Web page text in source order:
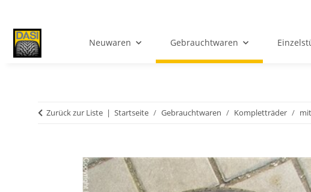
Neuwaren Gebrauchtwaren
Zurück zur Liste Startseite Gebrauchtwaren Kompletträder